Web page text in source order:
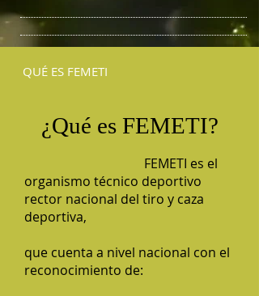
QUÉ ES FEMETI
¿Qué es FEMETI?
FEMETI es el
organismo técnico deportivo
rector nacional del tiro y caza
deportiva,
que cuenta a nivel nacional con el
reconocimiento de: